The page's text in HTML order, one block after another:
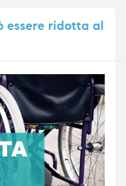
essere ridotta al